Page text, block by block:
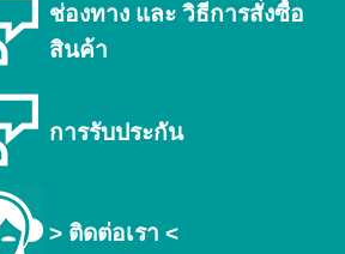
ช่องทาง และ วิธีการสั่งซื้อ
สินค้า
การรับประกัน
> ติดต่อเรา <